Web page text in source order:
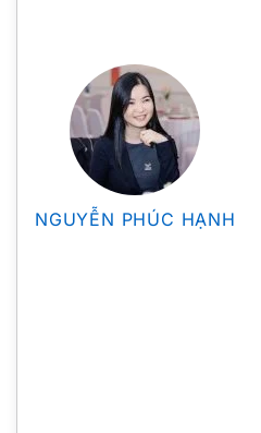
NGUYỄN PHÚC HẠNH